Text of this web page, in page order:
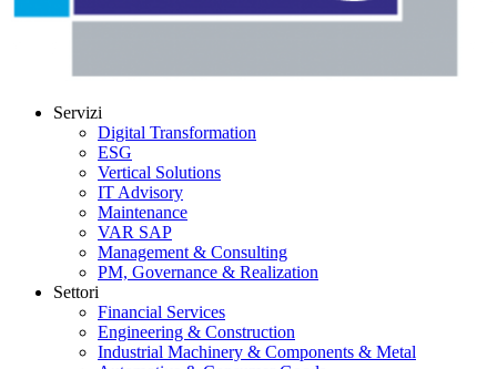
Servizi
Digital Transformation
ESG
Vertical Solutions
IT Advisory
Maintenance
VAR SAP
Management & Consulting
PM, Governance & Realization
Settori
Financial Services
Engineering & Construction
Industrial Machinery & Components & Metal